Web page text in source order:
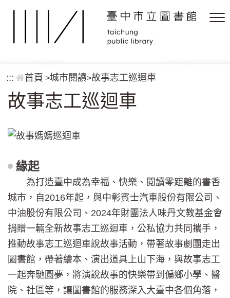
::: 首頁 >城市閱讀>故事志工巡迴車
故事志工巡迴車
緣起
為打造臺中成為幸福、快樂、閱讀零距離的書香
城市，自2016年起，與中彰賓士汽車股份有限公司、
中油股份有限公司、2024年財團法人味丹文教基金會
捐贈一輛全新故事志工巡迴車，公私協力共同攜手，
推動故事志工巡迴車說故事活動，帶著故事劇團走出
圖書館，帶著繪本、演出道具上山下海，與故事志工
一起奔馳圓夢，將演說故事的快樂帶到偏鄉小學、醫
院、社區等，讓圖書館的服務深入大臺中各個角落，